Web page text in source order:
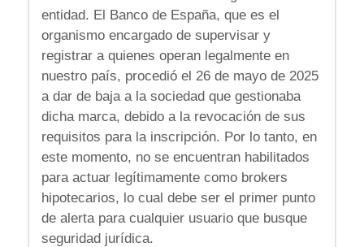
entidad. El Banco de España, que es el
organismo encargado de supervisar y
registrar a quienes operan legalmente en
nuestro país, procedió el 26 de mayo de 2025
a dar de baja a la sociedad que gestionaba
dicha marca, debido a la revocación de sus
requisitos para la inscripción. Por lo tanto, en
este momento, no se encuentran habilitados
para actuar legítimamente como brokers
hipotecarios, lo cual debe ser el primer punto
de alerta para cualquier usuario que busque
seguridad jurídica.